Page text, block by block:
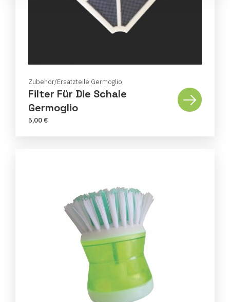
Zubehör/Ersatzteile Germoglio
Filter Für Die Schale
Germoglio
5,00 €